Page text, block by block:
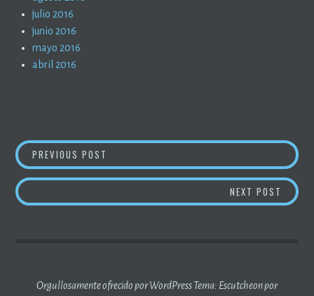
julio 2016
junio 2016
mayo 2016
abril 2016
NAVEGACIÓN
DE
PREVIOUS POST
NEXT POST EL
Orgullosamente ofrecido por WordPressTema: Escutcheon por